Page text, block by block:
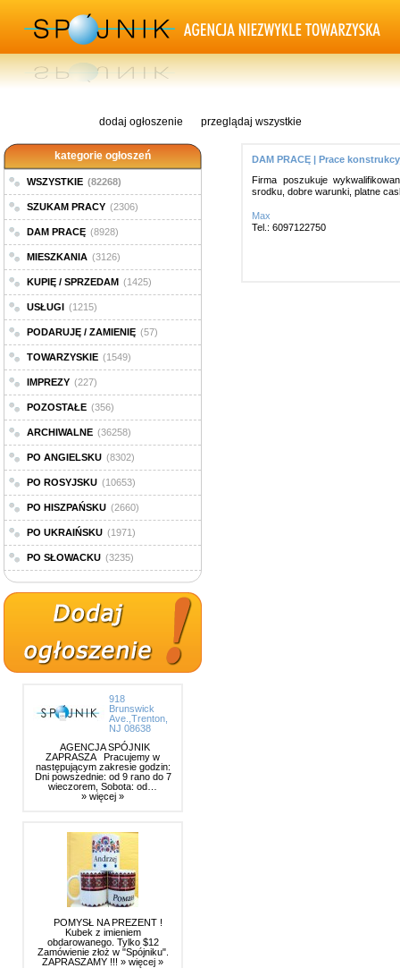
dodaj ogłoszenie przeglądaj wszystkie
kategorie ogłoszeń
WSZYSTKIE (82268)
SZUKAM PRACY (2306)
DAM PRACĘ (8928)
MIESZKANIA (3126)
KUPIĘ / SPRZEDAM (1425)
USŁUGI (1215)
PODARUJĘ / ZAMIENIĘ (57)
TOWARZYSKIE (1549)
IMPREZY (227)
POZOSTAŁE (356)
ARCHIWALNE (36258)
PO ANGIELSKU (8302)
PO ROSYJSKU (10653)
PO HISZPAŃSKU (2660)
PO UKRAIŃSKU (1971)
PO SŁOWACKU (3235)
918
Brunswick
Ave.,Trenton,
NJ 08638
AGENCJA SPÓJNIK
ZAPRASZA Pracujemy w
następującym zakresie godzin:
Dni powszednie: od 9 rano do 7
wieczorem, Sobota: od…
» więcej »
POMYSŁ NA PREZENT !
Kubek z imieniem
obdarowanego. Tylko $12
Zamówienie złoż w "Spójniku".
ZAPRASZAMY !!! » więcej »
DAM PRACĘ | Prace
Firma poszukuje
srodku, dobre warunki, platne
Max
Tel.: 6097122750